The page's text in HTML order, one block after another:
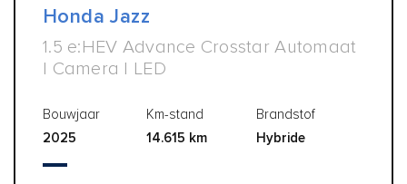
Honda Jazz
1.5 e:HEV Advance Crosstar Automaat
| Camera | LED
Bouwjaar
2025
Km-stand
14.615 km
Brandstof
Hybride